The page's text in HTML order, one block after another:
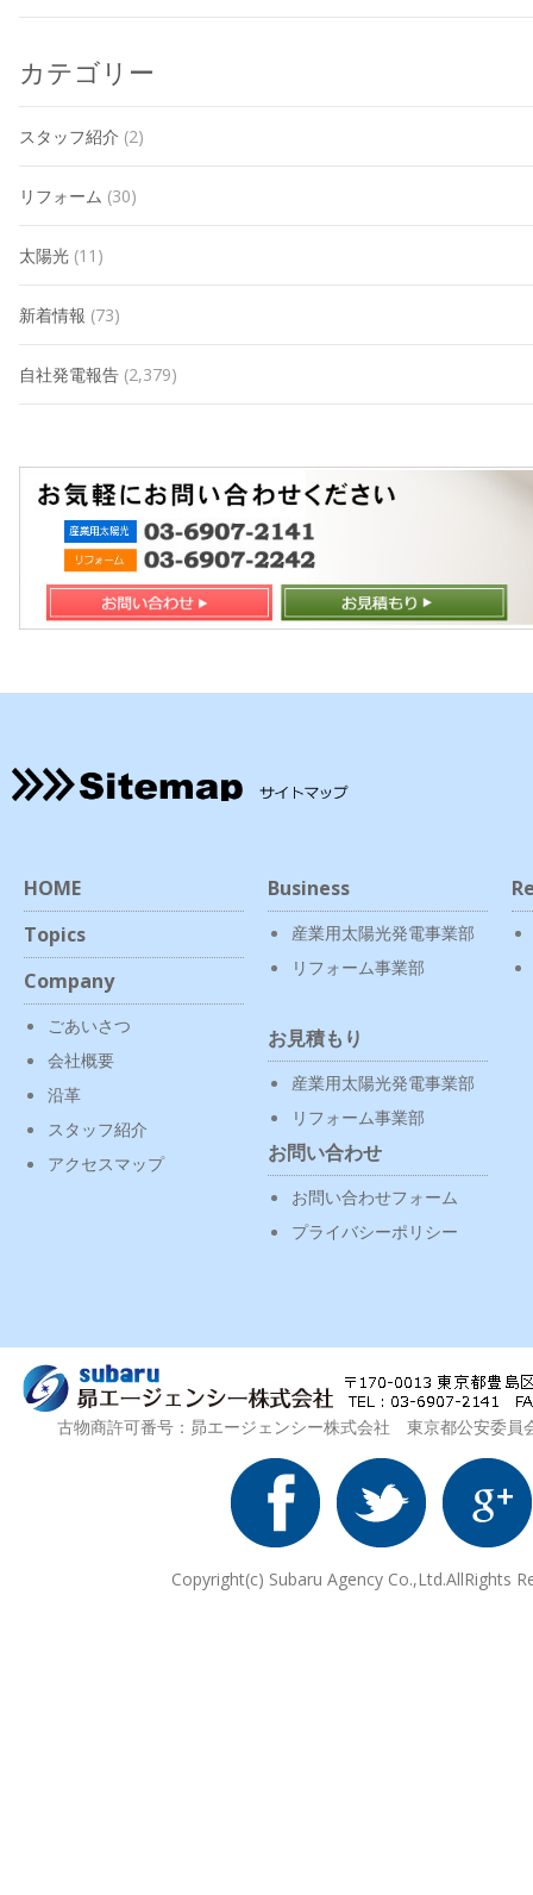
カテゴリー
スタッフ紹介 (2)
リフォーム (30)
太陽光 (11)
新着情報 (73)
自社発電報告 (2,379)
HOME
Topics
Company
ごあいさつ
会社概要
沿革
スタッフ紹介
アクセスマップ
Business
産業用太陽光発電事業部
リフォーム事業部
お見積もり
産業用太陽光発電事業部
リフォーム事業部
お問い合わせ
お問い合わせフォーム
プライバシーポリシー
古物商許可番号：昴エージェンシー株式会社 東京都公安委
Copyright(c) Subaru Agency Co.,Ltd.AllRights